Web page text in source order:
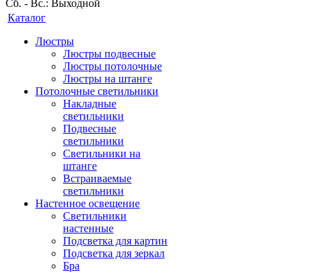
Сб. - Вс.: Выходной
Каталог
Люстры
Люстры подвесные
Люстры потолочные
Люстры на штанге
Потолочные светильники
Накладные
светильники
Подвесные
светильники
Светильники на
штанге
Встраиваемые
светильники
Настенное освещение
Светильники
настенные
Подсветка для картин
Подсветка для зеркал
Бра